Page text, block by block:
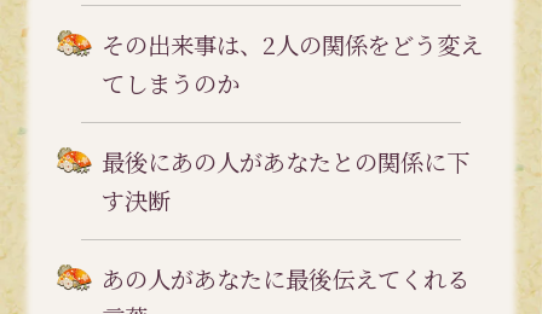
その出来事は、2人の関係をどう変え
てしまうのか
最後にあの人があなたとの関係に下
す決断
あの人があなたに最後伝えてくれる